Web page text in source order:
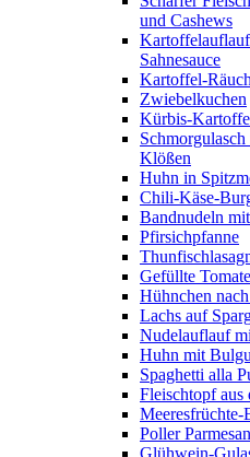
und Cashews
Sahnesauce
Kartoffel-
Zwiebelkuchen
Kürbis-
Klößen
Huhn in
Chili-Käse-
Bandnudeln
Pfirsichpfanne
Gefüllte
Hühnchen
Lachs auf
Nudelauflauf
Huhn mit
Spaghetti alla
Fleischtopf aus
Meeresfrüchte-
Poller
Glühwein-